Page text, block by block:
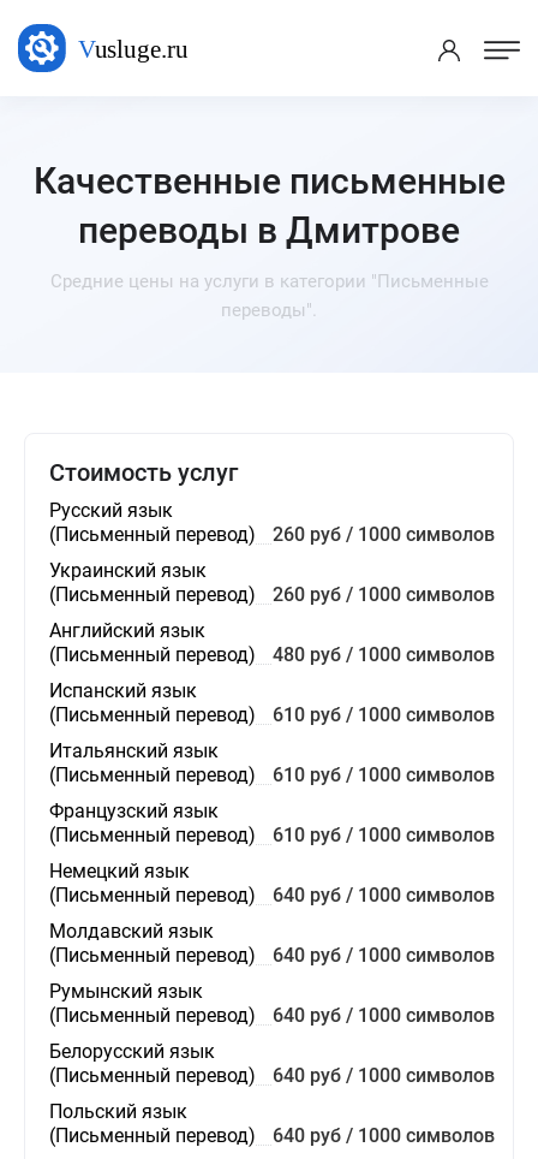
Качественные письменные
переводы в Дмитрове
Средние цены на услуги в категории "Письменные
переводы".
Стоимость услуг
Русский язык
(Письменный перевод)
260 руб / 1000 символов
Украинский язык
(Письменный перевод)
260 руб / 1000 символов
Английский язык
(Письменный перевод)
480 руб / 1000 символов
Испанский язык
(Письменный перевод)
610 руб / 1000 символов
Итальянский язык
(Письменный перевод)
610 руб / 1000 символов
Французский язык
(Письменный перевод)
610 руб / 1000 символов
Немецкий язык
(Письменный перевод)
640 руб / 1000 символов
Молдавский язык
(Письменный перевод)
640 руб / 1000 символов
Румынский язык
(Письменный перевод)
640 руб / 1000 символов
Белорусский язык
(Письменный перевод)
640 руб / 1000 символов
Польский язык
(Письменный перевод)
640 руб / 1000 символов